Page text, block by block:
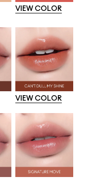
VIEW COLOR
VIEW COLOR